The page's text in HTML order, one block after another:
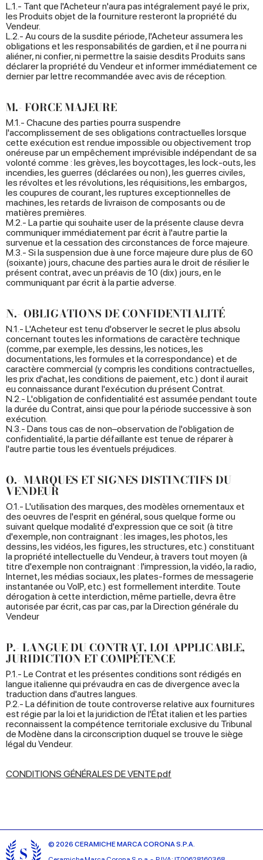
L.1.- Tant que l'Acheteur n'aura pas intégralement payé le prix,
les Produits objet de la fourniture resteront la propriété du
Vendeur.
L.2.- Au cours de la susdite période, l'Acheteur assumera les
obligations et les responsabilités de gardien, et il ne pourra ni
aliéner, ni confier, ni permettre la saisie desdits Produits sans
déclarer la propriété du Vendeur et informer immédiatement ce
dernier par lettre recommandée avec avis de réception.
M.- FORCE MAJEURE
M.1.- Chacune des parties pourra suspendre
l'accomplissement de ses obligations contractuelles lorsque
cette exécution est rendue impossible ou objectivement trop
onéreuse par un empêchement imprévisible indépendant de sa
volonté comme : les grèves, les boycottages, les lock-outs, les
incendies, les guerres (déclarées ou non), les guerres civiles,
les révoltes et les révolutions, les réquisitions, les embargos,
les coupures de courant, les ruptures exceptionnelles de
machines, les retards de livraison de composants ou de
matières premières.
M.2.- La partie qui souhaite user de la présente clause devra
communiquer immédiatement par écrit à l'autre partie la
survenue et la cessation des circonstances de force majeure.
M.3.- Si la suspension due à une force majeure dure plus de 60
(soixante) jours, chacune des parties aura le droit de résilier le
présent contrat, avec un préavis de 10 (dix) jours, en le
communiquant par écrit à la partie adverse.
N.- OBLIGATIONS DE CONFIDENTIALITÉ
N.1.- L'Acheteur est tenu d'observer le secret le plus absolu
concernant toutes les informations de caractère technique
(comme, par exemple, les dessins, les notices, les
documentations, les formules et la correspondance) et de
caractère commercial (y compris les conditions contractuelles,
les prix d'achat, les conditions de paiement, etc.) dont il aurait
eu connaissance durant l'exécution du présent Contrat.
N.2.- L'obligation de confidentialité est assumée pendant toute
la durée du Contrat, ainsi que pour la période successive à son
exécution.
N.3.- Dans tous cas de non–observation de l'obligation de
confidentialité, la partie défaillante est tenue de réparer à
l'autre partie tous les éventuels préjudices.
O.- MARQUES ET SIGNES DISTINCTIFS DU
VENDEUR
O.1.- L'utilisation des marques, des modèles ornementaux et
des oeuvres de l'esprit en général, sous quelque forme ou
suivant quelque modalité d'expression que ce soit (à titre
d'exemple, non contraignant : les images, les photos, les
dessins, les vidéos, les figures, les structures, etc.) constituant
la propriété intellectuelle du Vendeur, à travers tout moyen (à
titre d'exemple non contraignant : l'impression, la vidéo, la radio,
Internet, les médias sociaux, les plates-formes de messagerie
instantanée ou VoIP, etc.) est formellement interdite. Toute
dérogation à cette interdiction, même partielle, devra être
autorisée par écrit, cas par cas, par la Direction générale du
Vendeur
P.- LANGUE DU CONTRAT, LOI APPLICABLE,
JURIDICTION ET COMPÉTENCE
P.1.- Le Contrat et les présentes conditions sont rédigés en
langue italienne qui prévaudra en cas de divergence avec la
traduction dans d'autres langues.
P.2.- La définition de toute controverse relative aux fournitures
est régie par la loi et la juridiction de l'État italien et les parties
reconnaissent la compétence territoriale exclusive du Tribunal
de Modène dans la circonscription duquel se trouve le siège
légal du Vendeur.
CONDITIONS GÉNÉRALES DE VENTE.pdf
© 2026 CERAMICHE MARCA CORONA S.P.A.